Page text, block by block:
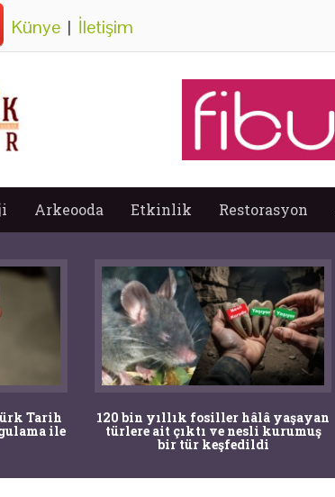
Künye | İletişim
Arkeooda Etkinlik Restorasyon
Tarih
ile
120 bin yıllık fosiller hâlâ yaşayan
türlere ait çıktı ve nesli kurumuş
bir tür keşfedildi